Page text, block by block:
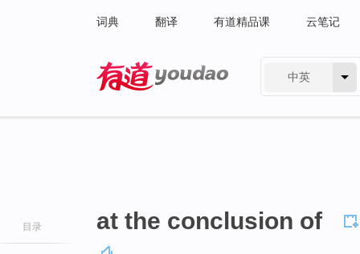
词典 翻译 有道精品课 云笔记
中英
目录 at the conclusion of